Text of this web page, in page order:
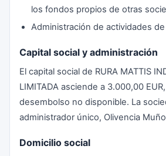
los fondos propios de otras
Administración de actividades
Capital social y administración
El capital social de RURA MATTIS
LIMITADA asciende a 3.000,00
desembolso no disponible. La
administrador único, Olivencia
Domicilio social